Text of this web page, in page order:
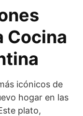
Cocina
icónicos de
hogar en las
plato,